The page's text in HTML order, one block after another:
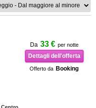
Da 33 € per notte
Dettagli dell'offerta
Offerto da Booking